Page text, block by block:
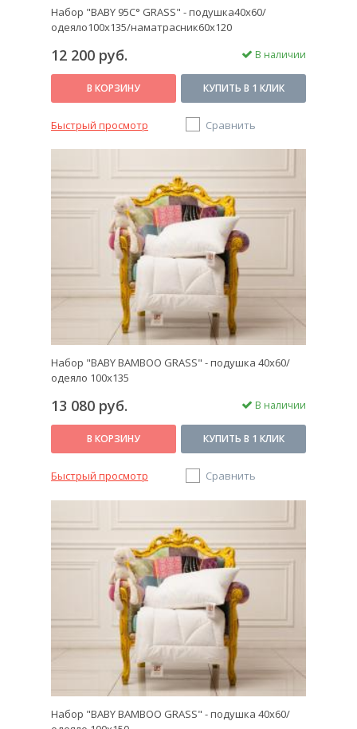
Набор "BABY 95C° GRASS" - подушка40х60/
одеяло100х135/наматрасник60х120
12 200 руб. В наличии
В КОРЗИНУ КУПИТЬ В 1 КЛИК
Быстрый просмотр Сравнить
Набор "BABY BAMBOO GRASS" - подушка 40х60/
одеяло 100х135
13 080 руб. В наличии
В КОРЗИНУ КУПИТЬ В 1 КЛИК
Быстрый просмотр Сравнить
Набор "BABY BAMBOO GRASS" - подушка 40х60/